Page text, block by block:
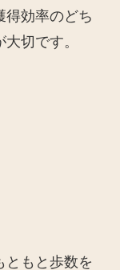
得効率のどち
切です。
ともと歩数を